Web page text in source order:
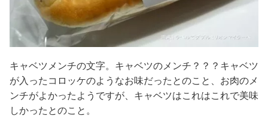
キャベツメンチの文字。キャベツのメンチ？？？キャベツ
が入ったコロッケのようなお味だったとのこと、お肉のメ
ンチがよかったようですが、キャベツはこれはこれで美味
しかったとのこと。